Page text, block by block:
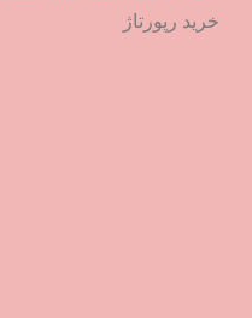
خرید رپورتاژ